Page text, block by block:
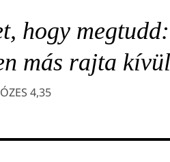
hogy
más rajta
4,35